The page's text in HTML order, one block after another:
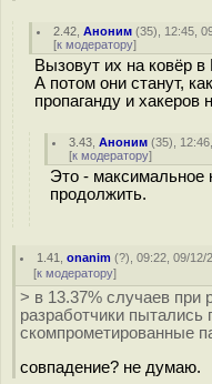
2.42 ,Аноним (35), 12:45,
[к модератору]
Вызовут их на ковёр в
А потом они станут,
пропаганду и хакеров
3.43 ,Аноним (35),
[к модератору]
Это - максимальное
продолжить.
1.41 ,onanim (?), 09:22, 09/12/
[к модератору]
> в 13.37% случаев при
разработчики пытались
скомпрометированные
совпадение? не думаю.